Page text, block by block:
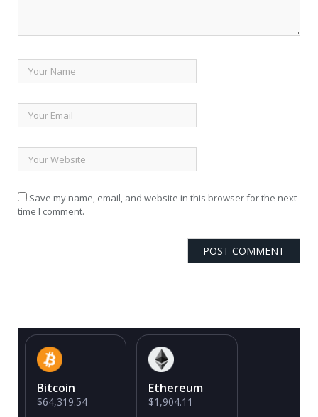
Save my name, email, and website in this browser for the next
time I comment.
Bitcoin
$64,319.54
Ethereum
$1,904.11